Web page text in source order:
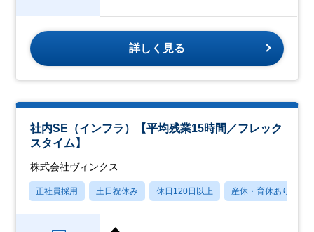
詳しく見る
社内SE（インフラ）【平均残業15時間／フレック
スタイム】
株式会社ヴィンクス
正社員採用 土日祝休み 休日120日以上 産休・育休あり